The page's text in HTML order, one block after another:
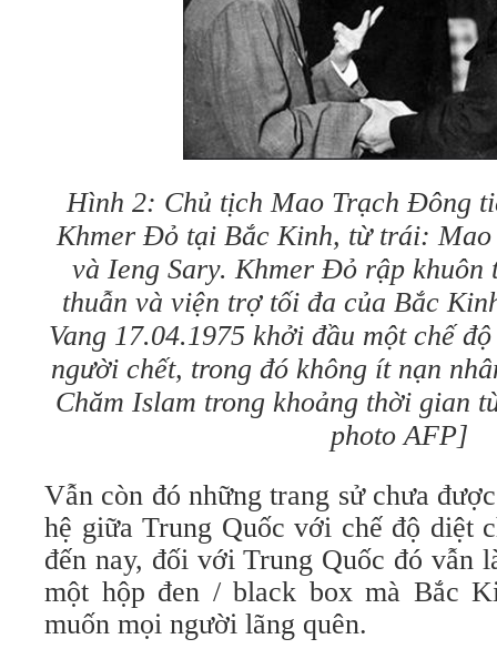
Hình 2: Chủ tịch Mao Trạch Đông
Khmer Đỏ tại Bắc Kinh, từ trái:
và Ieng Sary. Khmer Đỏ rập khuôn
thuẫn và viện trợ tối đa của Bắc
Vang 17.04.1975 khởi đầu một chế
người chết, trong đó không ít nạn
Chăm Islam trong khoảng thời gian
photo AFP]
Vẫn còn đó những trang sử chưa
hệ giữa Trung Quốc với chế độ diệt
đến nay, đối với Trung Quốc đó vẫn
một hộp đen / black box mà Bắc
muốn mọi người lãng quên.